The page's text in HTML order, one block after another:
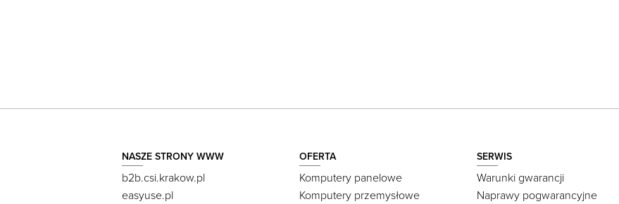
NASZE STRONY WWW
b2b.csi.krakow.pl
easyuse.pl
OFERTA
Komputery panelowe
Komputery przemysłowe
SERWIS
Warunki gwarancji
Naprawy pogwarancyjne